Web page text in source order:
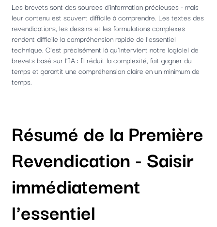
Les brevets sont des sources d'information précieuses - mais
leur contenu est souvent difficile à comprendre. Les textes des
revendications, les dessins et les formulations complexes
rendent difficile la compréhension rapide de l'essentiel
technique. C'est précisément là qu'intervient notre logiciel de
brevets basé sur l'IA : Il réduit la complexité, fait gagner du
temps et garantit une compréhension claire en un minimum de
temps.
Résumé de la Première
Revendication - Saisir
immédiatement
l'essentiel